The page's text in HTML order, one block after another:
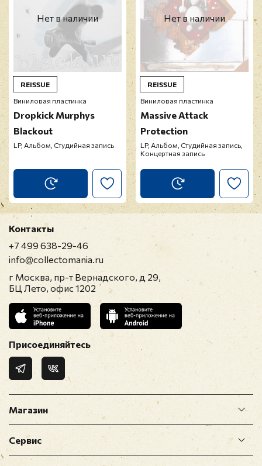
Нет в наличии
REISSUE
Виниловая пластинка
Dropkick Murphys
Blackout
LP, Альбом, Студийная запись
Нет в наличии
REISSUE
Виниловая пластинка
Massive Attack
Protection
LP, Альбом, Студийная запись,
Концертная запись
Магазин
Сервис
Контакты
+7 499 638-29-46
info@collectomania.ru
г Москва, пр-т Вернадского, д 29,
БЦ Лето, офис 1202
Присоединяйтесь